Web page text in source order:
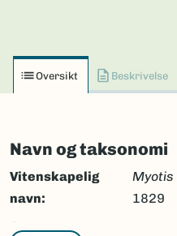
Oversikt Beskrivelse
Navn og taksonomi
Vitenskapelig
navn:
Myotis
1829
Synonymer: